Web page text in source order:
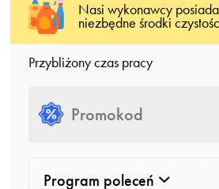
Nasi wykonawcy
niezbędne środki
Przybliżony czas pracy
Program poleceń